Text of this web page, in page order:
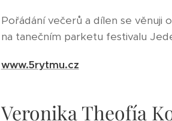
Pořádání večerů a dílen se věnuji
na tanečním parketu festivalu
www.5rytmu.cz
Veronika Theofía